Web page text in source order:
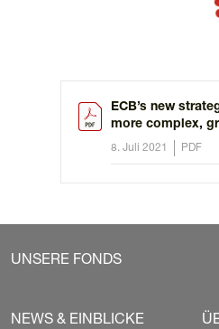
ECB’s new
more complex,
explained
8. Juli 2021 PDF
UNSERE FONDS
NEWS & EINBLICKE